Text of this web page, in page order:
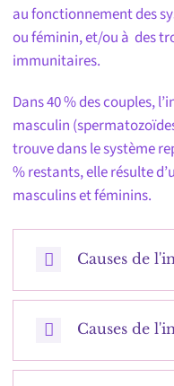
au fonctionnement des
ou féminin, et/ou à des
immunitaires.
Dans 40 % des couples,
masculin
trouve dans le système
% restants, elle résulte
masculins et féminins.
Causes de
Causes de